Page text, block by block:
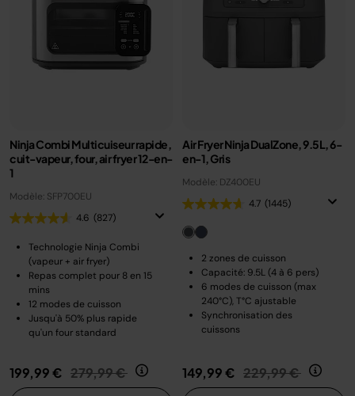
Ninja Combi Multicuiseur rapide,
cuit-vapeur, four, air fryer 12-en-
1
Modèle: SFP700EU
4.6 (827)
Technologie Ninja Combi
(vapeur + air fryer)
Repas complet pour 8 en 15
mins
12 modes de cuisson
Jusqu'à 50% plus rapide
qu'un four standard
199,99 € Prix réduit de
279,99 € au
Air Fryer Ninja DualZone, 9.5L, 6-
en-1, Gris
Modèle: DZ400EU
4.7 (1445)
2 zones de cuisson
Capacité: 9.5L (4 à 6 pers)
6 modes de cuisson (max
240°C), T°C ajustable
Synchronisation des
cuissons
149,99 € Prix réduit de
229,99 € au